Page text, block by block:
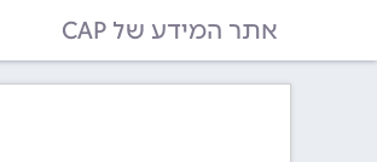
אתר המידע של CAP